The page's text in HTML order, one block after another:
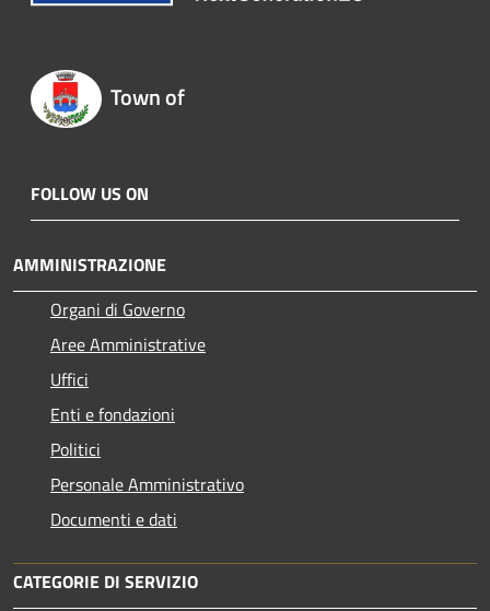
Town of
FOLLOW US ON
AMMINISTRAZIONE
Organi di Governo
Aree Amministrative
Uffici
Enti e fondazioni
Politici
Personale Amministrativo
Documenti e dati
CATEGORIE DI SERVIZIO